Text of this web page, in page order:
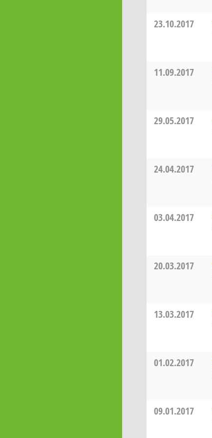
23.10.2017
11.09.2017
29.05.2017
24.04.2017
03.04.2017
20.03.2017
13.03.2017
01.02.2017
09.01.2017